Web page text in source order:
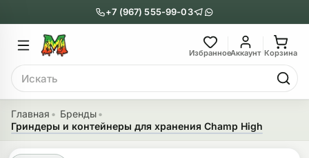
+7 (967) 555-99-03
ИзбранноеАккаунт Корзина
Поиск
Главное меню Главное
Трубки
Назад
Главная
Бренды
Гриндеры и контейнеры для хранения Champ High